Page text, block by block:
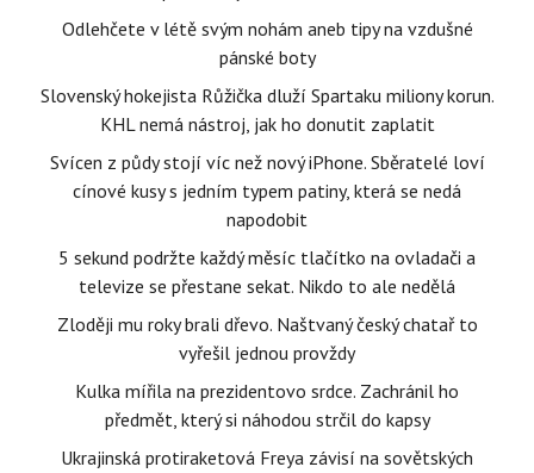
Odlehčete v létě svým nohám aneb tipy na vzdušné
pánské boty
Slovenský hokejista Růžička dluží Spartaku miliony korun.
KHL nemá nástroj, jak ho donutit zaplatit
Svícen z půdy stojí víc než nový iPhone. Sběratelé loví
cínové kusy s jedním typem patiny, která se nedá
napodobit
5 sekund podržte každý měsíc tlačítko na ovladači a
televize se přestane sekat. Nikdo to ale nedělá
Zloději mu roky brali dřevo. Naštvaný český chatař to
vyřešil jednou provždy
Kulka mířila na prezidentovo srdce. Zachránil ho
předmět, který si náhodou strčil do kapsy
Ukrajinská protiraketová Freya závisí na sovětských